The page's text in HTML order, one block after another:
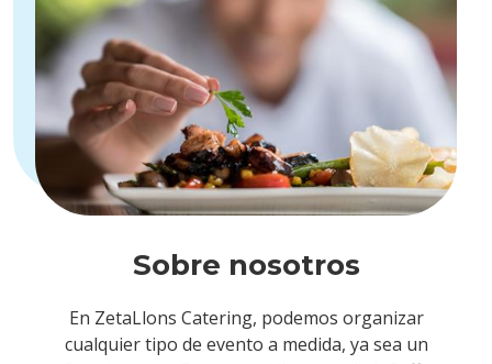
Sobre nosotros
En ZetaLlons Catering, podemos organizar
cualquier tipo de evento a medida, ya sea un